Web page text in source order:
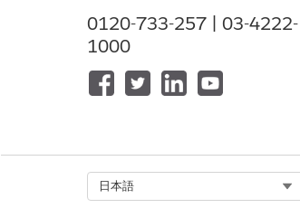
たは「
Analytics
0120-733-257 | 03-4222-
1000
日本語